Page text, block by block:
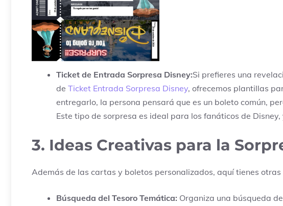
Ticket de Entrada Sorpresa Disney:Si prefieres una
de Ticket Entrada Sorpresa Disney, ofrecemos plantillas
entregarlo, la persona pensará que es un boleto común,
Este tipo de sorpresa es ideal para los fanáticos de
3. Ideas Creativas para la
Además de las cartas y boletos personalizados, aquí tienes
Búsqueda del Tesoro Temática: Organiza una búsqueda